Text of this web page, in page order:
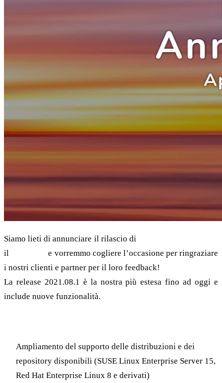
Siamo lieti di annunciare il rilascio di
il
e vorremmo cogliere l’occasione per ringraziare
i nostri clienti e partner per il loro feedback!
La release 2021.08.1 è la nostra più estesa fino ad oggi e
include nuove funzionalità.
Ampliamento del supporto delle distribuzioni e dei
repository disponibili (SUSE Linux Enterprise Server 15,
Red Hat Enterprise Linux 8 e derivati)